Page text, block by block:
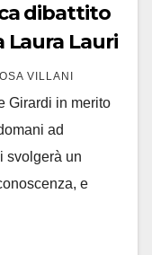
dibattito
Laura Lauri
VILLANI
Girardi in merito
ad
svolgerà un
e